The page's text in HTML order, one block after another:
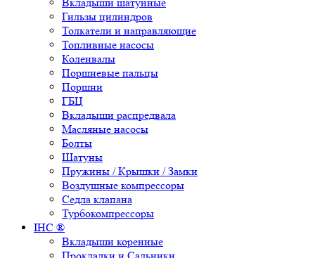
Гильзы цилиндров
Толкатели и направляющие
Топливные насосы
Коленвалы
Поршневые пальцы
Поршни
ГБЦ
Вкладыши распредвала
Масляные насосы
Болты
Шатуны
Пружины / Крышки / Замки
Воздушные компрессоры
Седла клапана
Турбокомпрессоры
IHC ®
Вкладыши коренные